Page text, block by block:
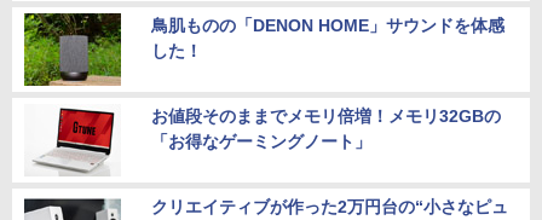
鳥肌ものの「DENON HOME」サウンドを体感
した！
お値段そのままでメモリ倍増！メモリ32GBの
「お得なゲーミングノート」
クリエイティブが作った2万円台の“小さなピュ